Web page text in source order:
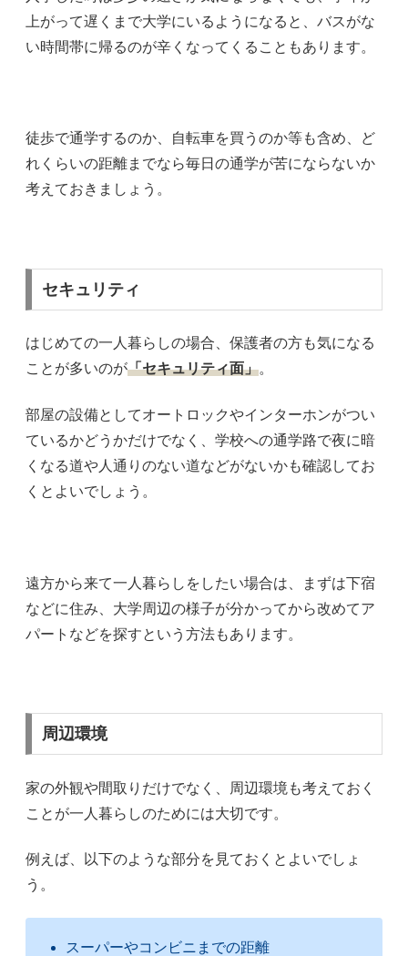
上がって遅くまで大学にいるようになると、バスがな
い時間帯に帰るのが辛くなってくることもあります。
徒歩で通学するのか、自転車を買うのか等も含め、ど
れくらいの距離までなら毎日の通学が苦にならないか
考えておきましょう。
セキュリティ
はじめての一人暮らしの場合、保護者の方も気になる
ことが多いのが「セキュリティ面」。
部屋の設備としてオートロックやインターホンがつい
ているかどうかだけでなく、学校への通学路で夜に暗
くなる道や人通りのない道などがないかも確認してお
くとよいでしょう。
遠方から来て一人暮らしをしたい場合は、まずは下宿
などに住み、大学周辺の様子が分かってから改めてア
パートなどを探すという方法もあります。
周辺環境
家の外観や間取りだけでなく、周辺環境も考えておく
ことが一人暮らしのためには大切です。
例えば、以下のような部分を見ておくとよいでしょ
う。
スーパーやコンビニまでの距離